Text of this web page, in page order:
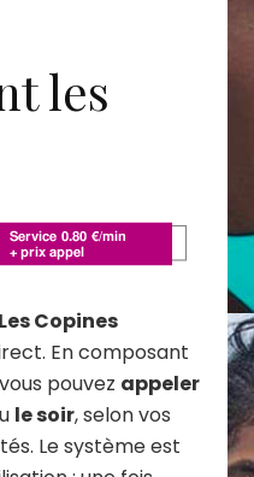
les
Les Copines
En composant
pouvez appeler
le soir, selon vos
Le système est